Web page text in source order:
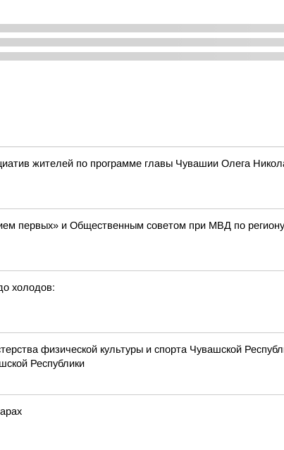
жителей по программе главы Чувашии Олега
первых» и Общественным советом при МВД по
холодов:
физической культуры и спорта Чувашской
Республики